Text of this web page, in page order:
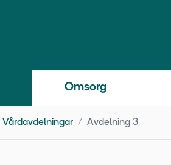
Omsorg
Vårdavdelningar Avdelning 3